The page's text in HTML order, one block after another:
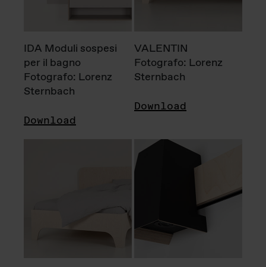
IDA Moduli sospesi
per il bagno
Fotografo: Lorenz
Sternbach
Download
VALENTIN
Fotografo: Lorenz
Sternbach
Download